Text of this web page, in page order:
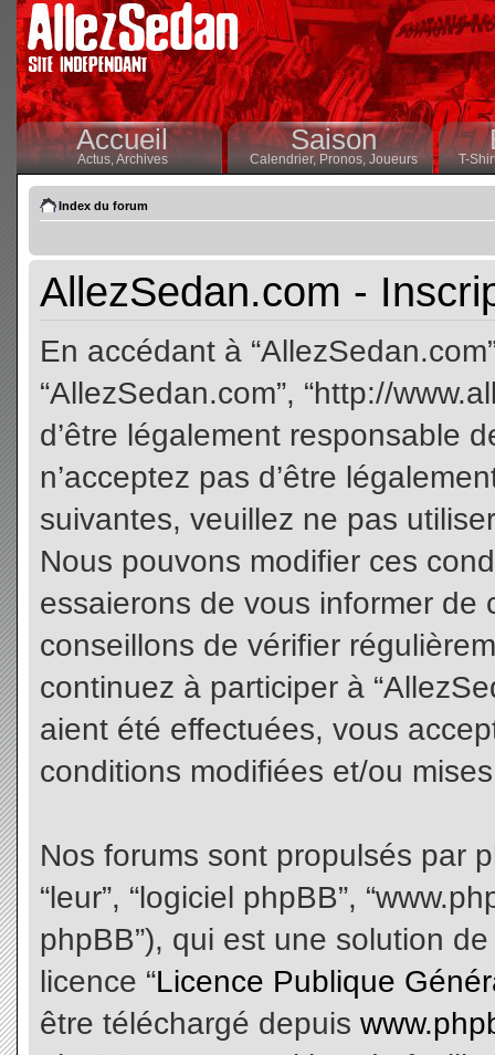
Accueil
Actus,Archives
Saison
Calendrier,Pronos, Joueurs T-
Index du forum
AllezSedan.com -
En accédant à
“AllezSedan.com”, “http://
d’être légalement responsable
n’acceptez pas d’être
suivantes, veuillez ne pas
Nous pouvons modifier ces
essaierons de vous informer
conseillons de vérifier
continuez à participer à
aient été effectuées, vous
conditions modifiées et/ou
Nos forums sont propulsés par
“leur”, “logiciel phpBB”,
phpBB”), qui est une solution
licence “Licence Publique
être téléchargé depuis